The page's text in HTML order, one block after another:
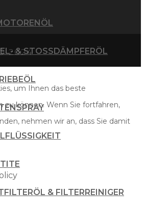
& STOSSDÄMPFERÖL
& FILTERREINIGER
2024
um Ihnen das beste
zu können. Wenn Sie fortfahren,
nehmen wir an, dass Sie damit